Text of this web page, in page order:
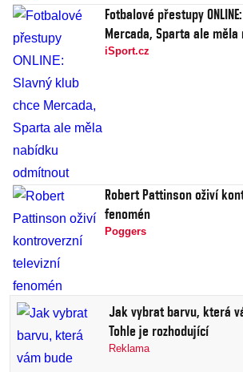
Fotbalové přestupy
Mercada, Sparta ale
iSport.cz
Robert Pattinson oživí
fenomén
Poggers
Jak vybrat barvu, která
Tohle je rozhodující
Reklama